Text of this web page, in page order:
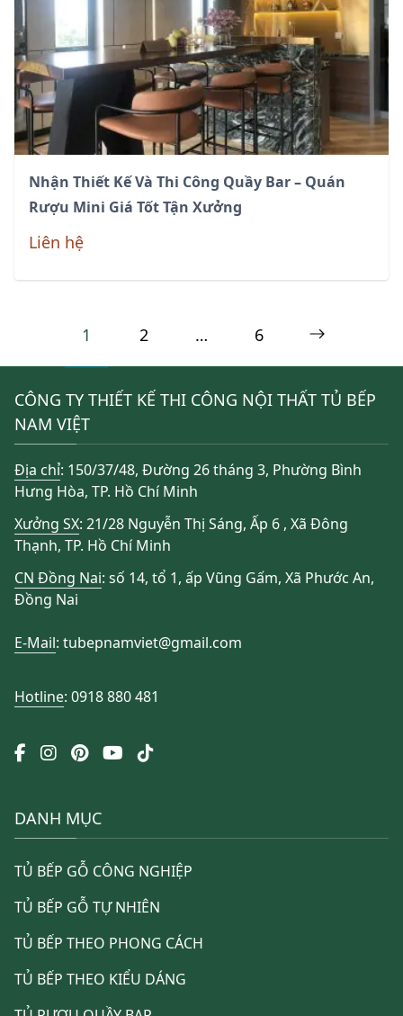
Nhận Thiết Kế Và Thi Công Quầy Bar – Quán
Rượu Mini Giá Tốt Tận Xưởng
Liên hệ
viết
Page
1 Page
2 … Page
6
Next
CÔNG TY THIẾT KẾ THI CÔNG NỘI THẤT TỦ BẾP
NAM VIỆT
Địa chỉ: 150/37/48, Đường 26 tháng 3, Phường Bình
Hưng Hòa, TP. Hồ Chí Minh
Xưởng SX: 21/28 Nguyễn Thị Sáng, Ấp 6 , Xã Đông
Thạnh, TP. Hồ Chí Minh
CN Đồng Nai: số 14, tổ 1, ấp Vũng Gấm, Xã Phước An,
Đồng Nai
E-Mail: tubepnamviet@gmail.com
Hotline: 0918 880 481
DANH MỤC
TỦ BẾP GỖ CÔNG NGHIỆP
TỦ BẾP GỖ TỰ NHIÊN
TỦ BẾP THEO PHONG CÁCH
TỦ BẾP THEO KIỂU DÁNG